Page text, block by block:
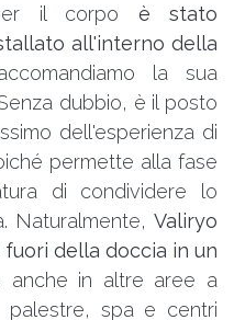
il corpo è stato
all'interno della
la sua
dubbio, è il posto
dell'esperienza di
permette alla fase
di condividere lo
Naturalmente, Valiryo
della doccia in un
anche in altre aree a
palestre, spa e centri